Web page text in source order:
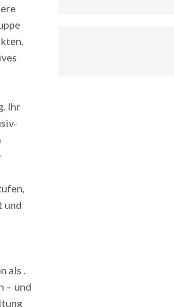
Ihr
und
als .
– und